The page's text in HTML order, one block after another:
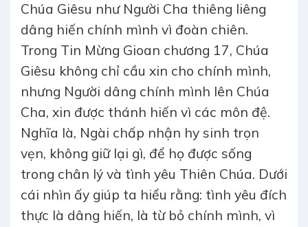
Chúa Giêsu như Người Cha thiêng liêng
dâng hiến chính mình vì đoàn chiên.
Trong Tin Mừng Gioan chương 17, Chúa
Giêsu không chỉ cầu xin cho chính mình,
nhưng Người dâng chính mình lên Chúa
Cha, xin được thánh hiến vì các môn đệ.
Nghĩa là, Ngài chấp nhận hy sinh trọn
vẹn, không giữ lại gì, để họ được sống
trong chân lý và tình yêu Thiên Chúa. Dưới
cái nhìn ấy giúp ta hiểu rằng: tình yêu đích
thực là dâng hiến, là từ bỏ chính mình, vì